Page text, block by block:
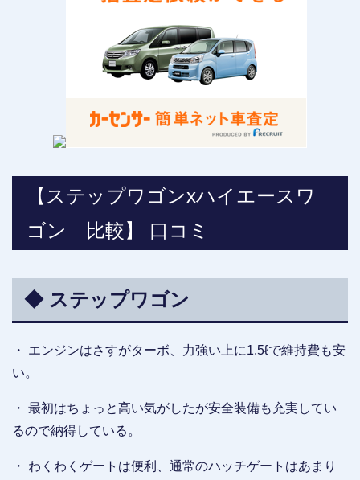
【ステップワゴンxハイエースワ
ゴン 比較】 口コミ
◆ ステップワゴン
・ エンジンはさすがターボ、力強い上に1.5ℓで維持費も安
い。
・ 最初はちょっと高い気がしたが安全装備も充実してい
るので納得している。
・ わくわくゲートは便利、通常のハッチゲートはあまり